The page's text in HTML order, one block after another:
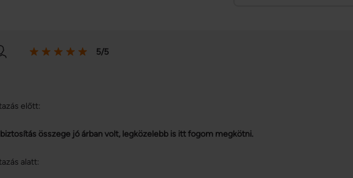
5/5
előtt:
összege jó árban volt, legközelebb is itt fogom megkötni.
alatt: